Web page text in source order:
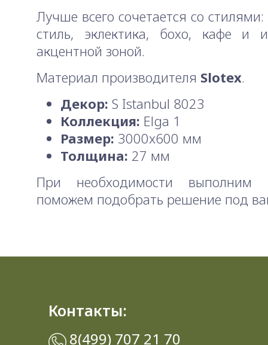
Лучше всего сочетается со
стиль, эклектика, бохо, кафе и
акцентной зоной.
Материал производителя Slotex.
Декор: S Istanbul 8023
Коллекция: Elga 1
Размер: 3000x600 мм
Толщина: 27 мм
При необходимости выполним
поможем подобрать решение под
Контакты:
8(499) 707 21 70